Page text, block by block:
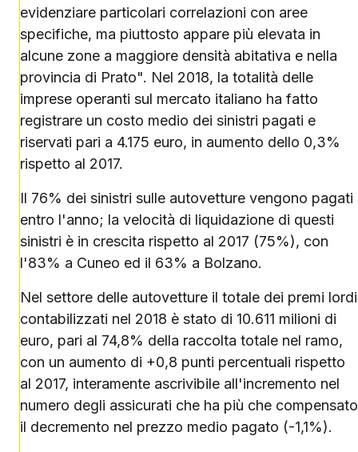
evidenziare particolari correlazioni con aree
specifiche, ma piuttosto appare più elevata in
alcune zone a maggiore densità abitativa e nella
provincia di Prato". Nel 2018, la totalità delle
imprese operanti sul mercato italiano ha fatto
registrare un costo medio dei sinistri pagati e
riservati pari a 4.175 euro, in aumento dello 0,3%
rispetto al 2017.
Il 76% dei sinistri sulle autovetture vengono pagati
entro l'anno; la velocità di liquidazione di questi
sinistri è in crescita rispetto al 2017 (75%), con
l'83% a Cuneo ed il 63% a Bolzano.
Nel settore delle autovetture il totale dei premi lordi
contabilizzati nel 2018 è stato di 10.611 milioni di
euro, pari al 74,8% della raccolta totale nel ramo,
con un aumento di +0,8 punti percentuali rispetto
al 2017, interamente ascrivibile all'incremento nel
numero degli assicurati che ha più che compensato
il decremento nel prezzo medio pagato (-1,1%).